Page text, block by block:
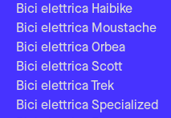
Bici elettrica Haibike
Bici elettrica Moustache
Bici elettrica Orbea
Bici elettrica Scott
Bici elettrica Trek
Bici elettrica Specialized